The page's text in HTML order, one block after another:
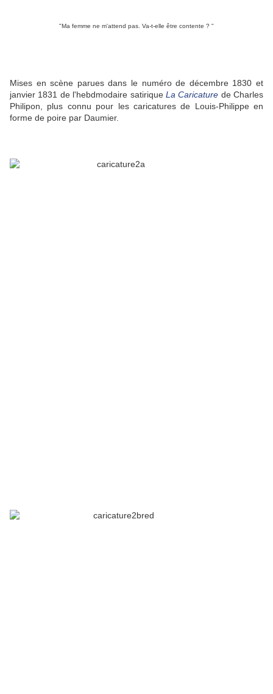
"Ma femme ne m'attend pas. Va-t-elle être contente ? "
Mises en scène parues dans le numéro de décembre 1830 et
janvier 1831 de l'hebdmodaire satirique La Caricature de Charles
Philipon, plus connu pour les caricatures de Louis-Philippe en
forme de poire par Daumier.